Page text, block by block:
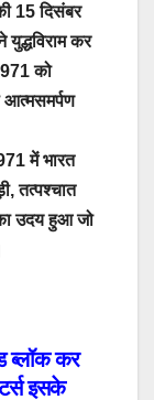
15 दिसंबर
कर
को
में भारत
तत्पश्चात
उदय हुआ जो
ब्लॉक कर
इसके